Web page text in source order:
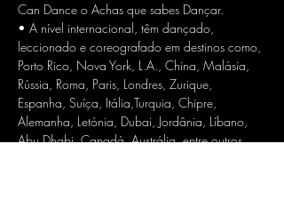
Can Dance o Achas que sabes Dançar.
• A nível internacional, têm dançado,
leccionado e coreografado em destinos como,
Porto Rico, Nova York, L.A., China, Malásia,
Rússia, Roma, Paris, Londres, Zurique,
Espanha, Suíça, Itália,Turquia, Chipre,
Alemanha, Letónia, Dubai, Jordânia, Líbano,
Abu Dhabi, Canadá, Austrália, entre outros.